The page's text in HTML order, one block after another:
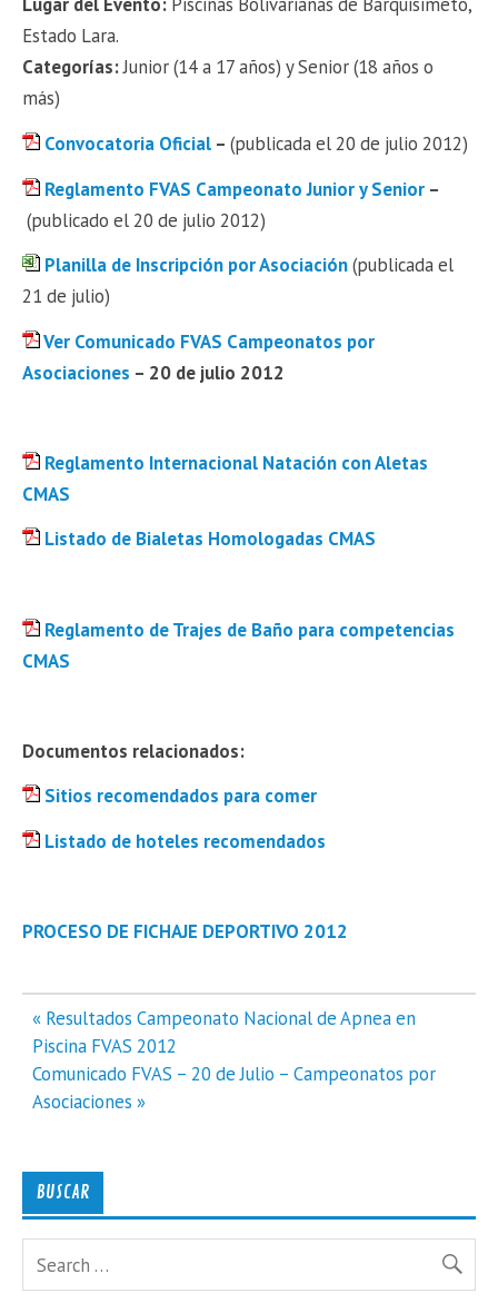
Estado Lara.
Categorías:Junior (14 a 17 años) y Senior (18 años o
más)
Convocatoria Oficial –(publicada el 20 de julio 2012)
Reglamento FVAS Campeonato Junior y Senior –
(publicado el 20 de julio 2012)
Planilla de Inscripción por Asociación(publicada el
21 de julio)
Ver Comunicado FVAS Campeonatos por
Asociaciones – 20 de julio 2012
Reglamento Internacional Natación con Aletas
CMAS
Listado de Bialetas Homologadas CMAS
Reglamento de Trajes de Baño para competencias
CMAS
Documentos relacionados:
Sitios recomendados para comer
Listado de hoteles recomendados
PROCESO DE FICHAJE DEPORTIVO 2012
Navegación
de
entradas
« Resultados Campeonato Nacional de Apnea en
Piscina FVAS 2012
Comunicado FVAS – 20 de Julio – Campeonatos por
Asociaciones »
BUSCAR